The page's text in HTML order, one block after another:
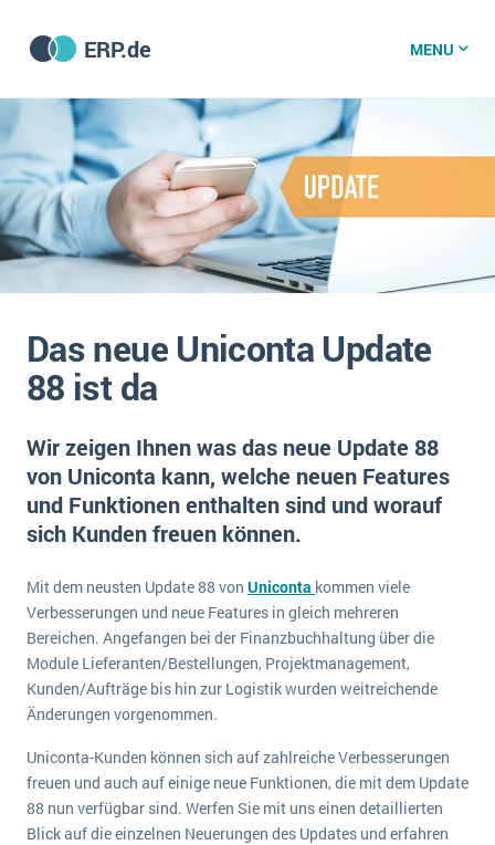
ERP.de
ERP software
Die 15 Schritte einer ERP‑Einführung
Was ist ERP?
ERP-Software nach Branche
Plattform
Funktionalitäten
Kosten
Suche
Einführung
Schulung
Auswertung
ERP vergleichen
ERP für jede Branche
ERP-Software nach Branchen
Ämter
Bau
Bildungseinrichtungen
E-commerce
Einzelhandel
Finanzen
Grosshandel
Handel
Handwerk
Health Care
IKT
Installation
Landwirtschaft
ERP Wissenszentrum
Vorgestellt
Die 4 Komponenten eines CRM-Systems
5 Funktionen einer ERP-Software für Konzerne
Was ist Data Mining? - Ein Leitfaden für Unternehmen
Mehr über ERP-Software
ERP Wissenszentrum
Was ist ERP?
ERP-Experten
Offene Stellen bei ERP-Lieferanten
DSGVO/GDPR
Impressum
Kontakt
MENU
Das neue Uniconta Update
88 ist da
Wir zeigen Ihnen was das neue Update 88
von Uniconta kann, welche neuen Features
und Funktionen enthalten sind und worauf
sich Kunden freuen können.
Mit dem neusten Update 88 von Uniconta kommen viele
Verbesserungen und neue Features in gleich mehreren
Bereichen. Angefangen bei der Finanzbuchhaltung über die
Module Lieferanten/Bestellungen, Projektmanagement,
Kunden/Aufträge bis hin zur Logistik wurden weitreichende
Änderungen vorgenommen.
Uniconta-Kunden können sich auf zahlreiche Verbesserungen
freuen und auch auf einige neue Funktionen, die mit dem Update
88 nun verfügbar sind. Werfen Sie mit uns einen detaillierten
Blick auf die einzelnen Neuerungen des Updates und erfahren